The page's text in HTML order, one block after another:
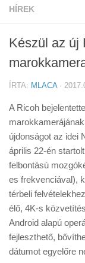
Hírek
Cikkek
Tudástár
Tanácsok
Érdekességek
Helyszíni Riport
E-BB
HÍREK
Készül az új
ÍRTA: MLACA·
A Ricoh
újdonságot az idei
április 22-én
felbontású
es frekvenciával),
térbeli
élő, 4K-s
Android alapú
fejleszthető,
dátumot egyelőre